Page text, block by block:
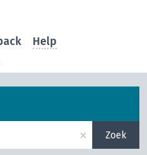
Help
× Zoek